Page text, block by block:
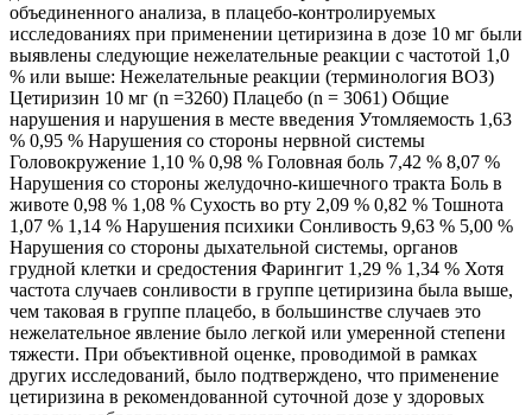
объединенного анализа, в плацебо-контролируемых
исследованиях при применении цетиризина в дозе 10 мг были
выявлены следующие нежелательные реакции с частотой 1,0
% или выше: Нежелательные реакции (терминология ВОЗ)
Цетиризин 10 мг (n =3260) Плацебо (n = 3061) Общие
нарушения и нарушения в месте введения Утомляемость 1,63
% 0,95 % Нарушения со стороны нервной системы
Головокружение 1,10 % 0,98 % Головная боль 7,42 % 8,07 %
Нарушения со стороны желудочно-кишечного тракта Боль в
животе 0,98 % 1,08 % Сухость во рту 2,09 % 0,82 % Тошнота
1,07 % 1,14 % Нарушения психики Сонливость 9,63 % 5,00 %
Нарушения со стороны дыхательной системы, органов
грудной клетки и средостения Фарингит 1,29 % 1,34 % Хотя
частота случаев сонливости в группе цетиризина была выше,
чем таковая в группе плацебо, в большинстве случаев это
нежелательное явление было легкой или умеренной степени
тяжести. При объективной оценке, проводимой в рамках
других исследований, было подтверждено, что применение
цетиризина в рекомендованной суточной дозе у здоровых